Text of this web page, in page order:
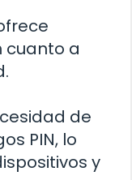
cuanto a
de
PIN, lo
y